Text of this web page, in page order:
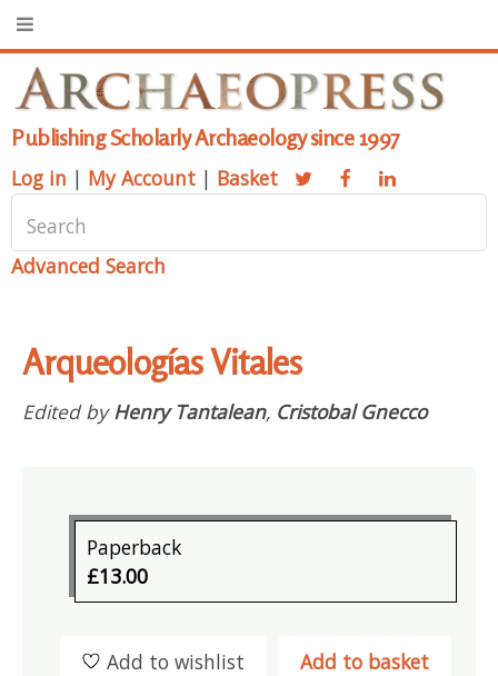
Publishing Scholarly Archaeology since 1997
Log in | My Account | Basket
Advanced Search
Arqueologías Vitales
Edited by Henry Tantalean, Cristobal Gnecco
Paperback
£13.00
Add to basket
Add to wishlist